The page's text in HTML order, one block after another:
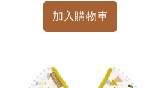
加入購物車